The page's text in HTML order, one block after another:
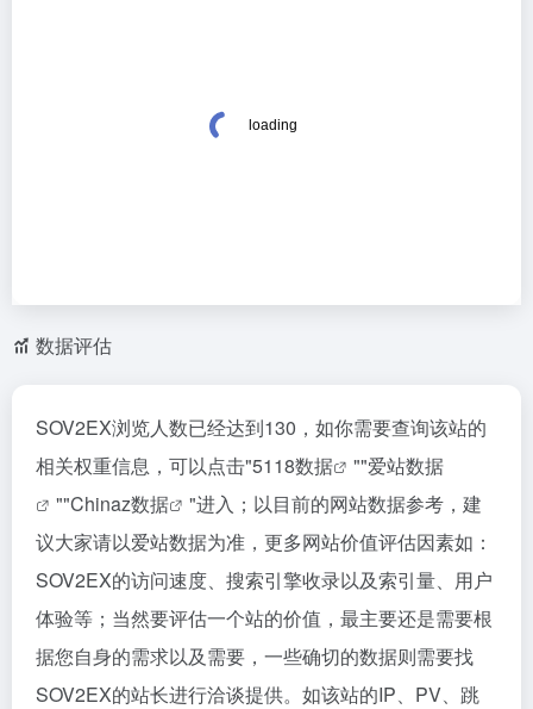
数据评估
SOV2EX浏览人数已经达到130，如你需要查询该站的
相关权重信息，可以点击"5118数据 ""爱站数据
""Chinaz数据
"进入；以目前的网站数据参考，建
议大家请以爱站数据为准，更多网站价值评估因素如：
SOV2EX的访问速度、搜索引擎收录以及索引量、用户
体验等；当然要评估一个站的价值，最主要还是需要根
据您自身的需求以及需要，一些确切的数据则需要找
SOV2EX的站长进行洽谈提供。如该站的IP、PV、跳